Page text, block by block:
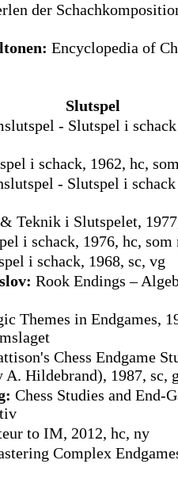
der
Encyclopedia of
Slutspel
- Slutspel i
i schack, 1962, hc,
- Slutspel i
Teknik i Slutspelet,
i schack, 1976, hc, som
i schack, 1968, sc, vg
Rook Endings –
Themes in Endgames,
Chess Endgame
Hildebrand), 1987, sc,
Chess Studies and End-
to IM, 2012, hc, ny
Complex